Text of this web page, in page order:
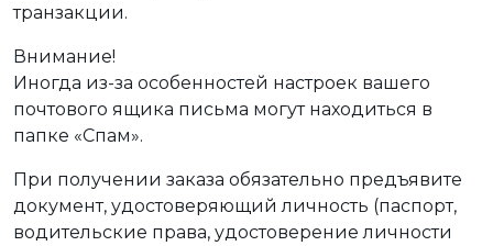
транзакции.
Внимание!
Иногда из-за особенностей настроек вашего
почтового ящика письма могут находиться в
папке «Спам».
При получении заказа обязательно предъявите
документ, удостоверяющий личность (паспорт,
водительские права, удостоверение личности